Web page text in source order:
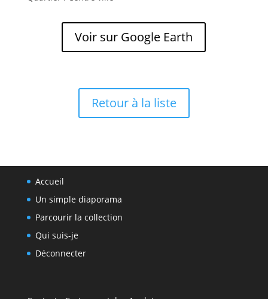
Voir sur Google Earth
Retour à la liste
Accueil
Un simple diaporama
Parcourir la collection
Qui suis-je
Déconnecter